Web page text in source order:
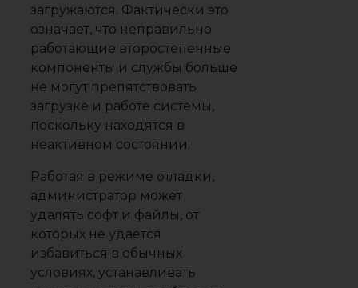
загружаются. Фактически это
означает, что неправильно
работающие второстепенные
компоненты и службы больше
не могут препятствовать
загрузке и работе системы,
поскольку находятся в
неактивном состоянии.
Работая в режиме отладки,
администратор может
удалять софт и файлы, от
которых не удается
избавиться в обычных
условиях, устанавливать